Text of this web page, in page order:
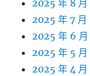
2025 年 8 月
2025 年 7 月
2025 年 6 月
2025 年 5 月
2025 年 4 月